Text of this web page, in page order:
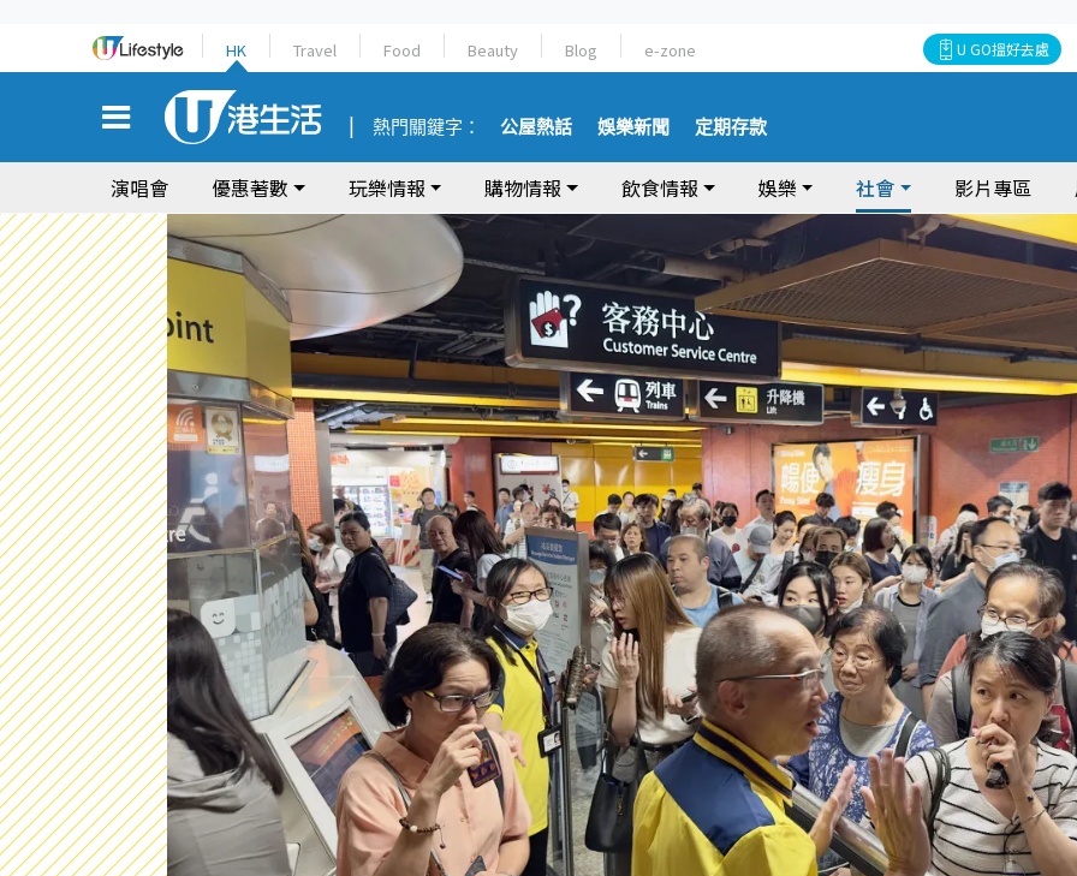
HK Travel Food Beauty Blog e-zone U GO搵好去處
熱門關鍵字： 公屋熱話 娛樂新聞 定期存款
演唱會 優惠著數 玩樂情報 購物情報 飲食情報 娛樂 社會 影片專區